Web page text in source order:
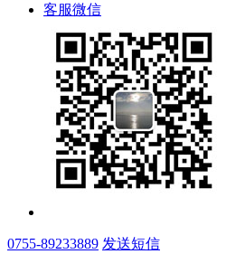
客服微信
0755-89233889 发送短信